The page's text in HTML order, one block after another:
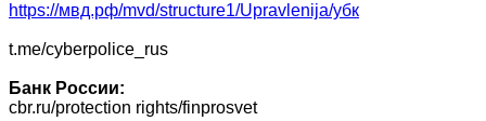
https://мвд.рф/mvd/structure1/Upravlenija/убк
t.me/cyberpolice_rus
Банк России:
cbr.ru/protection rights/finprosvet